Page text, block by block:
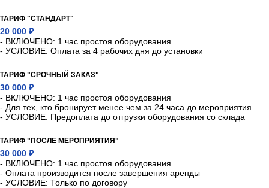
ТАРИФ "СТАНДАРТ"
20 000 ₽
- ВКЛЮЧЕНО: 1 час простоя оборудования
- УСЛОВИЕ: Оплата за 4 рабочих дня до установки
ТАРИФ "СРОЧНЫЙ ЗАКАЗ"
30 000 ₽
- ВКЛЮЧЕНО: 1 час простоя оборудования
- Для тех, кто бронирует менее чем за 24 часа до мероприятия
- УСЛОВИЕ: Предоплата до отгрузки оборудования со склада
ТАРИФ "ПОСЛЕ МЕРОПРИЯТИЯ"
30 000 ₽
- ВКЛЮЧЕНО: 1 час простоя оборудования
- Оплата производится после завершения аренды
- УСЛОВИЕ: Только по договору